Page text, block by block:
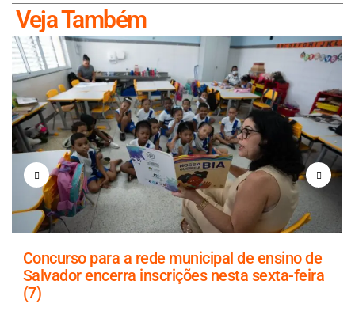
Veja Também
Concurso para a rede municipal de ensino de
Salvador encerra inscrições nesta sexta-feira
(7)